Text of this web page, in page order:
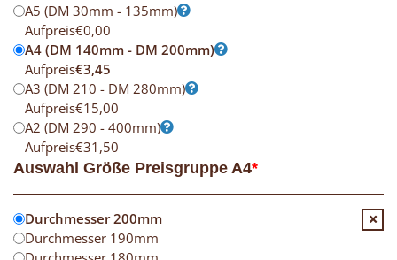
A5 (DM 30mm - 135mm)
Aufpreis€0,00
A4 (DM 140mm - DM 200mm)
Aufpreis€3,45
A3 (DM 210 - DM 280mm)
Aufpreis€15,00
A2 (DM 290 - 400mm)
Aufpreis€31,50
*
Auswahl Größe Preisgruppe A4
Durchmesser 200mm
Durchmesser 190mm